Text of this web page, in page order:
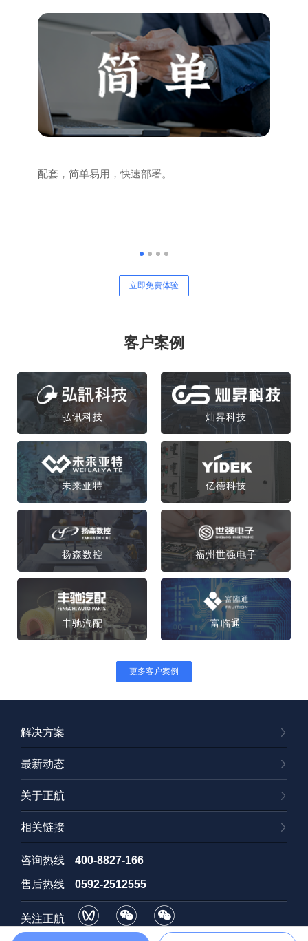
配套，简单易用，快速部署。
立即免费体验
客户案例
弘讯科技 灿昇科技
未来亚特 亿德科技
扬森数控 福州世强电子
丰驰汽配 富临通
更多客户案例
解决方案
最新动态
关于正航
相关链接
咨询热线 400-8827-166
售后热线 0592-2512555
关注正航
视频号 订阅号 招聘号